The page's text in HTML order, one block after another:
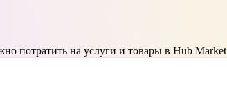
потратить на услуги и товары в Hub Market